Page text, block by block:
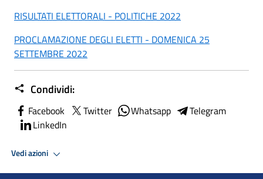
RISULTATI ELETTORALI - POLITICHE 2022
PROCLAMAZIONE DEGLI ELETTI - DOMENICA 25
SETTEMBRE 2022
Condividi:
Facebook Twitter Whatsapp
Telegram
LinkedIn
Vedi azioni